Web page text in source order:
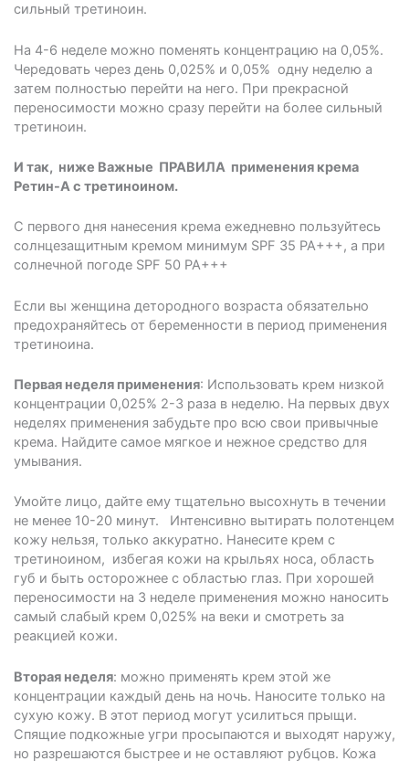
сильный третиноин.
На 4-6 неделе можно поменять концентрацию на 0,05%.
Чередовать через день 0,025% и 0,05% одну неделю а
затем полностью перейти на него. При прекрасной
переносимости можно сразу перейти на более сильный
третиноин.
И так, ниже Важные ПРАВИЛА применения крема
Ретин-А с третиноином.
С первого дня нанесения крема ежедневно пользуйтесь
солнцезащитным кремом минимум SPF 35 РА+++, а при
солнечной погоде SPF 50 PA+++
Если вы женщина детородного возраста обязательно
предохраняйтесь от беременности в период применения
третиноина.
Первая неделя применения: Использовать крем низкой
концентрации 0,025% 2-3 раза в неделю. На первых двух
неделях применения забудьте про всю свои привычные
крема. Найдите самое мягкое и нежное средство для
умывания.
Умойте лицо, дайте ему тщательно высохнуть в течении
не менее 10-20 минут. Интенсивно вытирать полотенцем
кожу нельзя, только аккуратно. Нанесите крем с
третиноином, избегая кожи на крыльях носа, область
губ и быть осторожнее с областью глаз. При хорошей
переносимости на 3 неделе применения можно наносить
самый слабый крем 0,025% на веки и смотреть за
реакцией кожи.
Вторая неделя: можно применять крем этой же
концентрации каждый день на ночь. Наносите только на
сухую кожу. В этот период могут усилиться прыщи.
Спящие подкожные угри просыпаются и выходят наружу,
но разрешаются быстрее и не оставляют рубцов. Кожа